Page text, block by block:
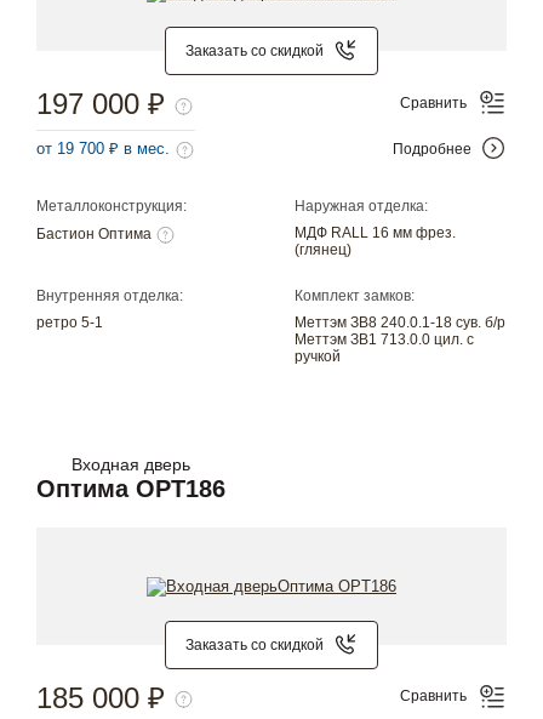
Заказать со скидкой
Металлоконструкция:
Бастион Оптима
Наружная отделка:
МДФ RALL 16 мм фрез.
(глянец)
Внутренняя отделка:
ретро 5-1
Комплект замков:
Меттэм ЗВ8 240.0.1-18 сув. б/р
Меттэм ЗВ1 713.0.0 цил. с
ручкой
197 000 ₽
от 19 700 ₽ в мес.
Сравнить
Подробнее
Входная дверь
Оптима OPT186
Заказать со скидкой
185 000 ₽ Сравнить